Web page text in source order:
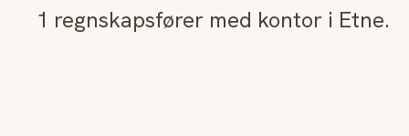
1 regnskapsfører med kontor i Etne.